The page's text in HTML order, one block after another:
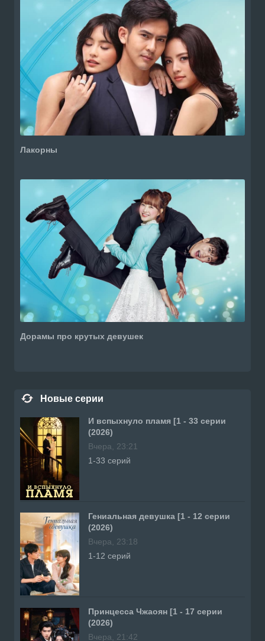
Лакорны
Дорамы про крутых девушек
Новые серии
И вспыхнуло пламя [1 - 33 серии
(2026)
Вчера, 23:21
1-33 серий
Гениальная девушка [1 - 12 серии
(2026)
Вчера, 23:18
1-12 серий
Принцесса Чжаоян [1 - 17 серии
(2026)
Вчера, 21:42